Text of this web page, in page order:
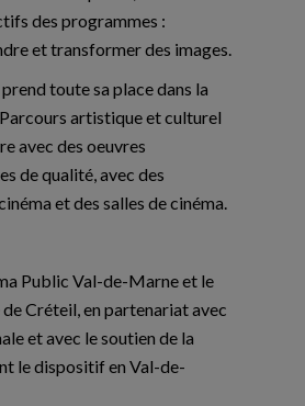
des programmes :
et transformer des images.
toute sa place dans la
artistique et culturel
avec des oeuvres
de qualité, avec des
et des salles de cinéma.
Public Val-de-Marne et le
Créteil, en partenariat avec
et avec le soutien de la
le dispositif en Val-de-